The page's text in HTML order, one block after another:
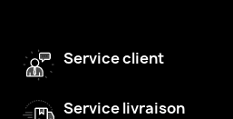
Service client
Service livraison